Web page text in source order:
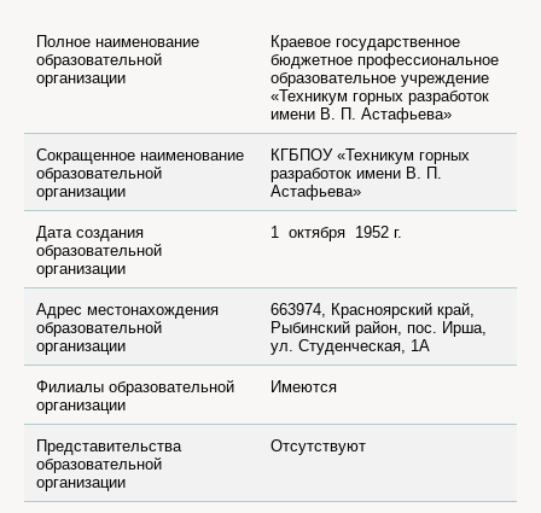
Полное наименование
образовательной
организации
Краевое государственное
бюджетное профессиональное
образовательное учреждение
«Техникум горных разработок
имени В. П. Астафьева»
Сокращенное наименование
образовательной
организации
КГБПОУ «Техникум горных
разработок имени В. П.
Астафьева»
Дата создания
образовательной
организации
1 октября 1952 г.
Адрес местонахождения
образовательной
организации
663974, Красноярский край,
Рыбинский район, пос. Ирша,
ул. Студенческая, 1А
Филиалы образовательной
организации
Имеются
Представительства
образовательной
организации
Отсутствуют